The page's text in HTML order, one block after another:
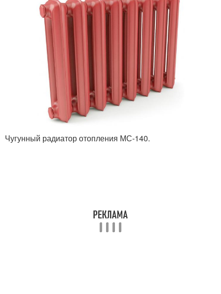
Чугунный радиатор отопления МС-140.